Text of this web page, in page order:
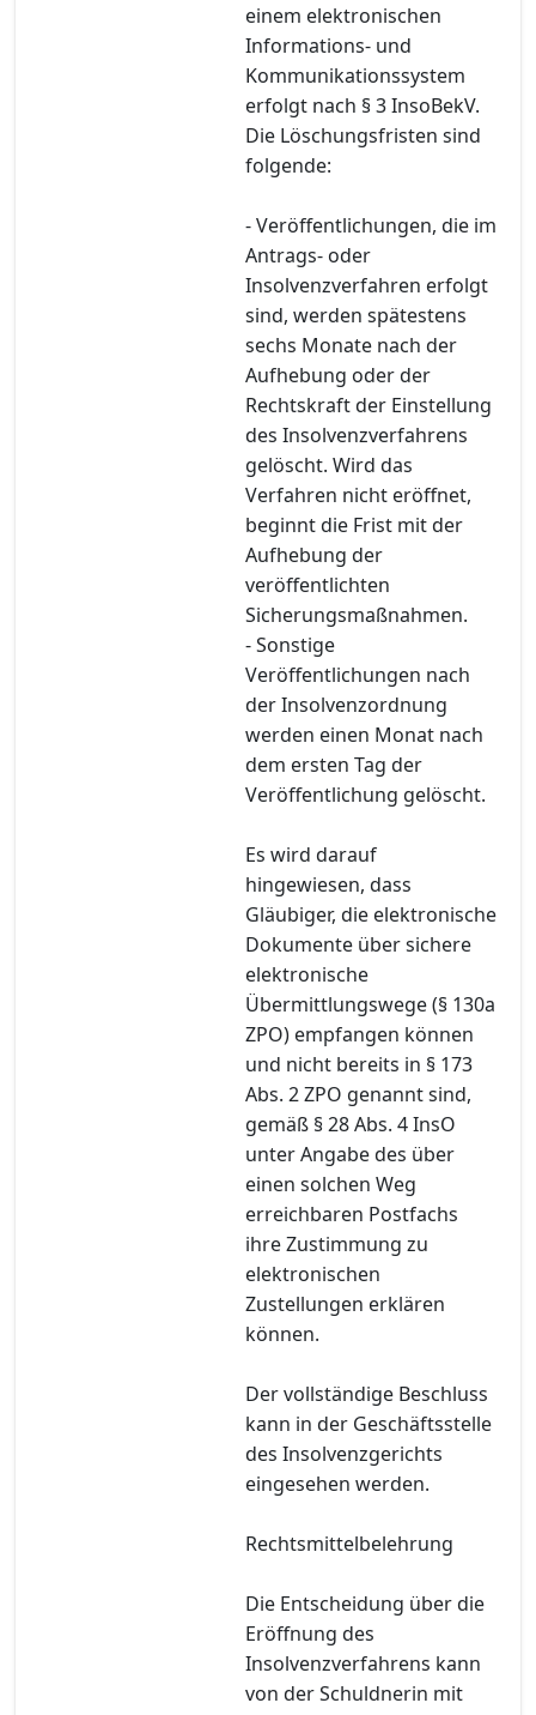
einem elektronischen
Informations- und
Kommunikationssystem
erfolgt nach § 3 InsoBekV.
Die Löschungsfristen sind
folgende:
- Veröffentlichungen, die im
Antrags- oder
Insolvenzverfahren erfolgt
sind, werden spätestens
sechs Monate nach der
Aufhebung oder der
Rechtskraft der Einstellung
des Insolvenzverfahrens
gelöscht. Wird das
Verfahren nicht eröffnet,
beginnt die Frist mit der
Aufhebung der
veröffentlichten
Sicherungsmaßnahmen.
- Sonstige
Veröffentlichungen nach
der Insolvenzordnung
werden einen Monat nach
dem ersten Tag der
Veröffentlichung gelöscht.
Es wird darauf
hingewiesen, dass
Gläubiger, die elektronische
Dokumente über sichere
elektronische
Übermittlungswege (§ 130a
ZPO) empfangen können
und nicht bereits in § 173
Abs. 2 ZPO genannt sind,
gemäß § 28 Abs. 4 InsO
unter Angabe des über
einen solchen Weg
erreichbaren Postfachs
ihre Zustimmung zu
elektronischen
Zustellungen erklären
können.
Der vollständige Beschluss
kann in der Geschäftsstelle
des Insolvenzgerichts
eingesehen werden.
Rechtsmittelbelehrung
Die Entscheidung über die
Eröffnung des
Insolvenzverfahrens kann
von der Schuldnerin mit